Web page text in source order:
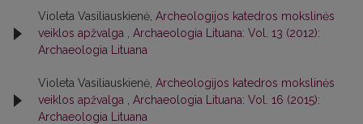
Violeta Vasiliauskienė, Archeologijos katedros mokslinės
veiklos apžvalga
Archaeologia Lituana: Vol. 13 (2012):
Archaeologia Lituana
Violeta Vasiliauskienė, Archeologijos katedros mokslinės
veiklos apžvalga
Archaeologia Lituana: Vol. 16 (2015):
Archaeologia Lituana